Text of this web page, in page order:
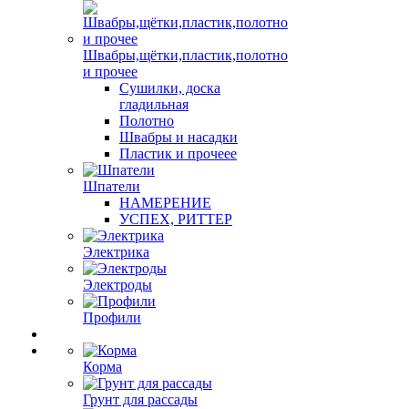
Швабры,щётки,пластик,полотно
и прочее
Сушилки, доска
гладильная
Полотно
Швабры и насадки
Пластик и прочеее
Шпатели
НАМЕРЕНИЕ
УСПЕХ, РИТТЕР
Электрика
Электроды
Профили
Корма
Грунт для рассады